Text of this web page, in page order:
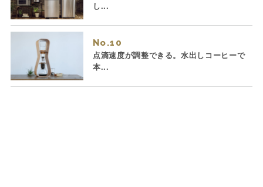
し...
No.
点滴速度が調整できる。水出しコーヒーで
本...